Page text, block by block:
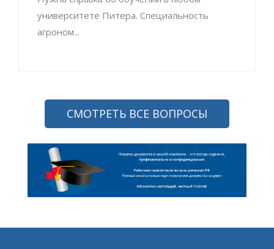
университете Питера. Специальность
агроном...
СМОТРЕТЬ ВСЕ ВОПРОСЫ